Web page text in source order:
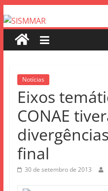
Notícias
Eixos
CONAE
final
30 de setembro de 2013